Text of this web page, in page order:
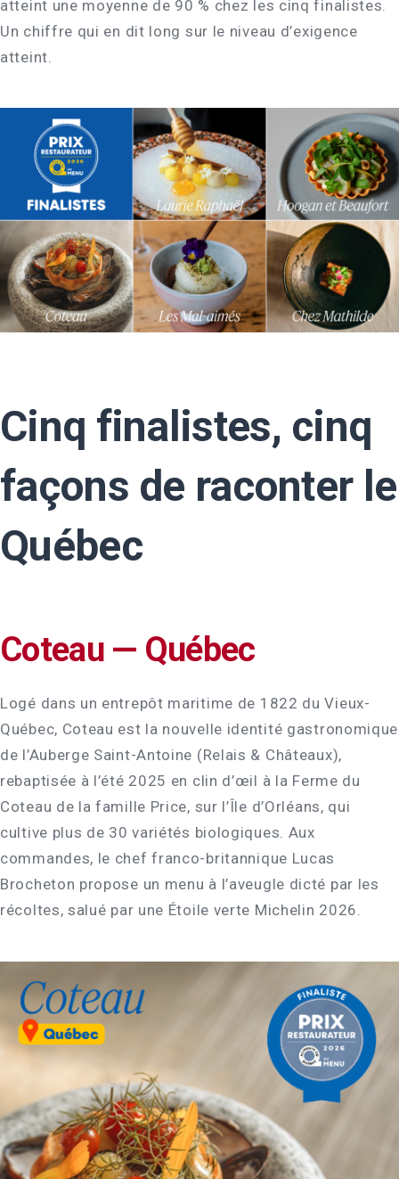
atteint une moyenne de 90 % chez les cinq finalistes.
Un chiffre qui en dit long sur le niveau d’exigence
atteint.
Cinq finalistes, cinq
façons de raconter le
Québec
Coteau — Québec
Logé dans un entrepôt maritime de 1822 du Vieux-
Québec, Coteau est la nouvelle identité gastronomique
de l’Auberge Saint-Antoine (Relais & Châteaux),
rebaptisée à l’été 2025 en clin d’œil à la Ferme du
Coteau de la famille Price, sur l’Île d’Orléans, qui
cultive plus de 30 variétés biologiques. Aux
commandes, le chef franco-britannique Lucas
Brocheton propose un menu à l’aveugle dicté par les
récoltes, salué par une Étoile verte Michelin 2026.